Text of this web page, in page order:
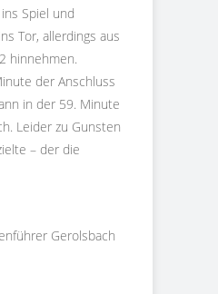
Spiel und
Tor, allerdings aus
hinnehmen.
der Anschluss
in der 59. Minute
Leider zu Gunsten
– der die
Gerolsbach